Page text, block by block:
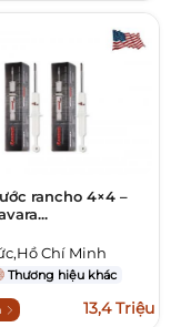
rancho 4×4 –
Chí Minh
Thương hiệu khác
13,4 Triệu